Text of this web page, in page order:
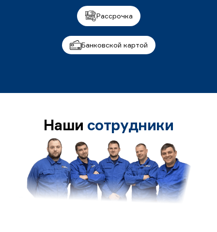
Рассрочка
Банковской картой
Наши сотрудники